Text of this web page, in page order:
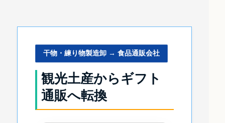
干物・練り物製造卸 → 食品通販会社
観光土産からギフト
通販へ転換